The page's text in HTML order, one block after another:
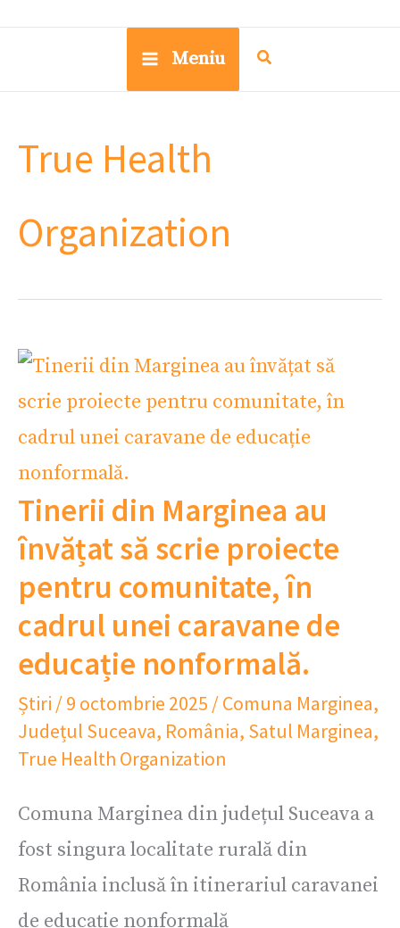
Meniu
True Health
Organization
Tinerii din Marginea au
învățat să scrie proiecte
pentru comunitate, în
cadrul unei caravane de
educație nonformală.
Știri /9 octombrie 2025 /Comuna Marginea,
Județul Suceava, România, Satul Marginea,
True Health Organization
Comuna Marginea din județul Suceava a
fost singura localitate rurală din
România inclusă în itinerariul caravanei
de educație nonformală